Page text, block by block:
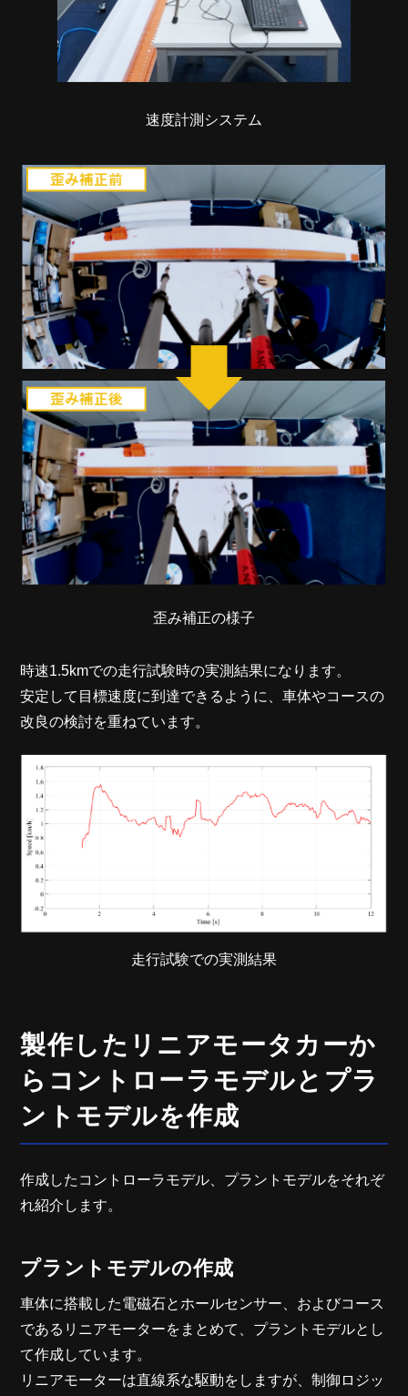
速度計測システム
歪み補正の様子
時速1.5kmでの走行試験時の実測結果になります。
安定して目標速度に到達できるように、車体やコースの
改良の検討を重ねています。
走行試験での実測結果
製作したリニアモータカーか
らコントローラモデルとプラ
ントモデルを作成
作成したコントローラモデル、プラントモデルをそれぞ
れ紹介します。
プラントモデルの作成
車体に搭載した電磁石とホールセンサー、およびコース
であるリニアモーターをまとめて、プラントモデルとし
て作成しています。
リニアモーターは直線系な駆動をしますが、制御ロジッ